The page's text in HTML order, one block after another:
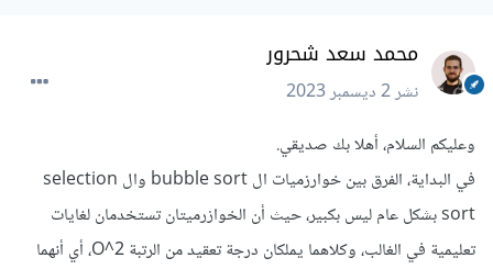
محمد سعد شحرور
نشر2 ديسمبر 2023
وعليكم السلام، أهلا بك صديقي.
في البداية، الفرق بين خوارزميات ال bubble sort وال selection
sort بشكل عام ليس بكبير، حيث أن الخوازرميتان تستخدمان لغايات
تعليمية في الغالب، وكلاهما يملكان درجة تعقيد من الرتبة O^2، أي أنهما